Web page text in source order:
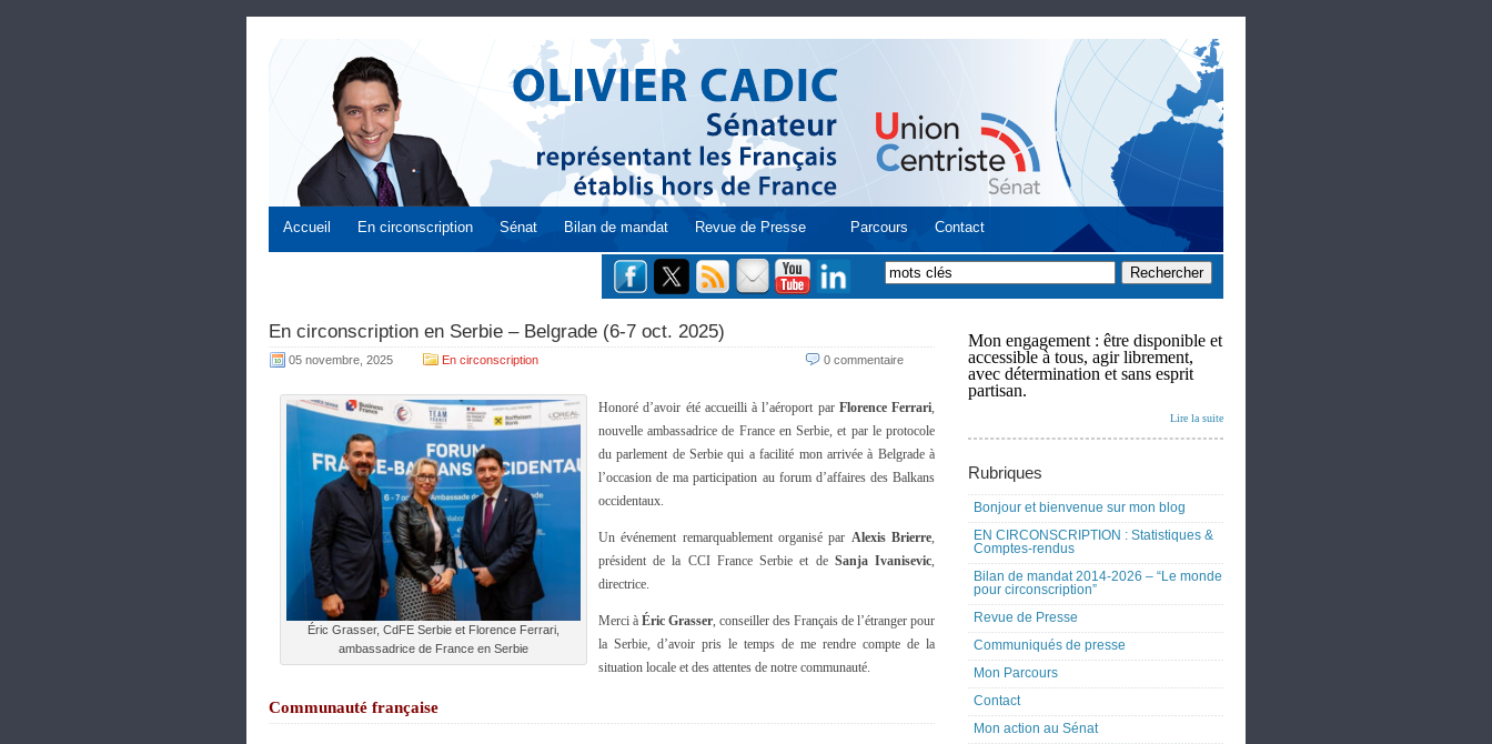
Accueil En circonscription Sénat Bilan de mandat Revue de Presse Parcours Contact
En circonscription en Serbie – Belgrade (6-7 oct. 2025)
05 novembre, 2025 En circonscription 0 commentaire
Éric Grasser, CdFE Serbie et Florence Ferrari,
ambassadrice de France en Serbie
Honoré d’avoir été accueilli à l’aéroport par Florence Ferrari,
nouvelle ambassadrice de France en Serbie, et par le protocole
du parlement de Serbie qui a facilité mon arrivée à Belgrade à
l’occasion de ma participation au forum d’affaires des Balkans
occidentaux.
Un événement remarquablement organisé par Alexis Brierre,
président de la CCI France Serbie et de Sanja Ivanisevic,
directrice.
Merci à Éric Grasser, conseiller des Français de l’étranger pour
la Serbie, d’avoir pris le temps de me rendre compte de la
situation locale et des attentes de notre communauté.
Communauté française
Mon engagement : être disponible et
accessible à tous, agir librement,
avec détermination et sans esprit
partisan.
Lire la suite
Rubriques
Bonjour et bienvenue sur mon blog
EN CIRCONSCRIPTION : Statistiques &
Comptes-rendus
Bilan de mandat 2014-2026 – “Le monde
pour circonscription”
Revue de Presse
Communiqués de presse
Mon Parcours
Contact
Mon action au Sénat